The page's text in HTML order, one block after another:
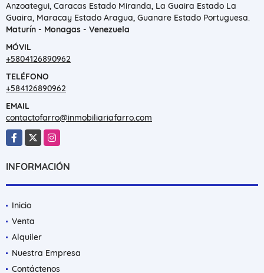
Anzoategui, Caracas Estado Miranda, La Guaira Estado La
Guaira, Maracay Estado Aragua, Guanare Estado Portuguesa.
Maturín - Monagas - Venezuela
MÓVIL
+5804126890962
TELÉFONO
+584126890962
EMAIL
contactofarro@inmobiliariafarro.com
Facebook
X Instagram
INFORMACIÓN
Inicio
Venta
Alquiler
Nuestra Empresa
Contáctenos